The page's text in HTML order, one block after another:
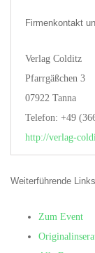
Firmenkontakt
Verlag Colditz
Pfarrgäßchen 3
07922 Tanna
Telefon: +49
http://verlag-
Weiterführende Links
Zum Event